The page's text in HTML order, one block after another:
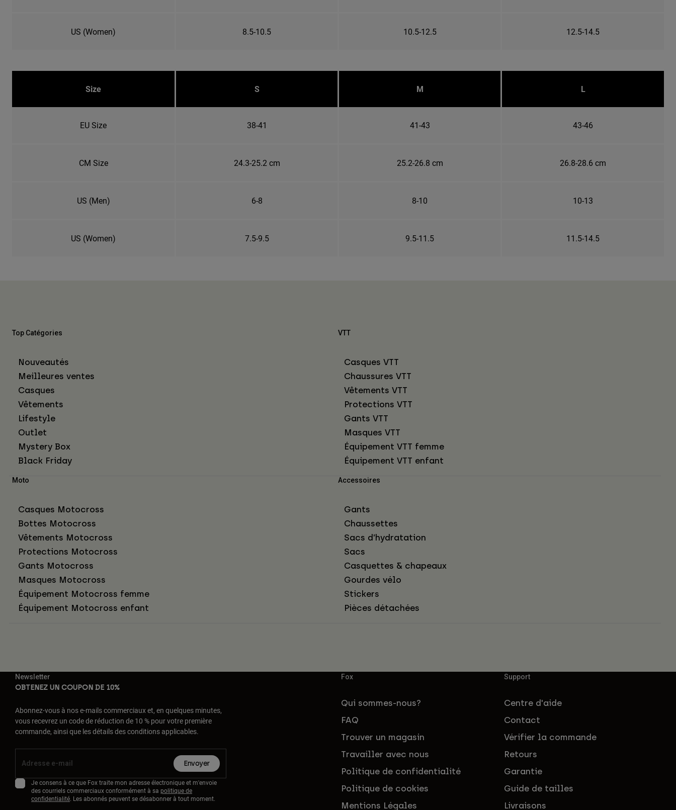
US (Women) 8.5-10.5 10.5-12.5 12.5-14.5
Size S M L
EU Size 38-41 41-43 43-46
CM Size 24.3-25.2 cm 25.2-26.8 cm 26.8-28.6 cm
US (Men) 6-8 8-10 10-13
US (Women) 7.5-9.5 9.5-11.5 11.5-14.5
Top Catégories
Nouveautés
Meilleures ventes
Casques
Vêtements
Lifestyle
Outlet
Mystery Box
Black Friday
VTT
Casques VTT
Chaussures VTT
Vêtements VTT
Protections VTT
Gants VTT
Masques VTT
Équipement VTT femme
Équipement VTT enfant
Moto
Casques Motocross
Bottes Motocross
Vêtements Motocross
Protections Motocross
Gants Motocross
Masques Motocross
Équipement Motocross femme
Équipement Motocross enfant
Accessoires
Gants
Chaussettes
Sacs d’hydratation
Sacs
Casquettes & chapeaux
Gourdes vélo
Stickers
Pièces détachées
Newsletter
OBTENEZ UN COUPON DE 10%
Abonnez-vous à nos e-mails commerciaux et, en quelques minutes,
vous recevrez un code de réduction de 10 % pour votre première
commande, ainsi que les détails des conditions applicables.
Envoyer
Je consens à ce que Fox traite mon adresse électronique et m'envoie
des courriels commerciaux conformément à sa politique de
confidentialité. Les abonnés peuvent se désabonner à tout moment.
Fox
Qui sommes-nous?
FAQ
Trouver un magasin
Travailler avec nous
Politique de confidentialité
Politique de cookies
Mentions Légales
Support
Centre d'aide
Contact
Vérifier la commande
Retours
Garantie
Guide de tailles
Livraisons